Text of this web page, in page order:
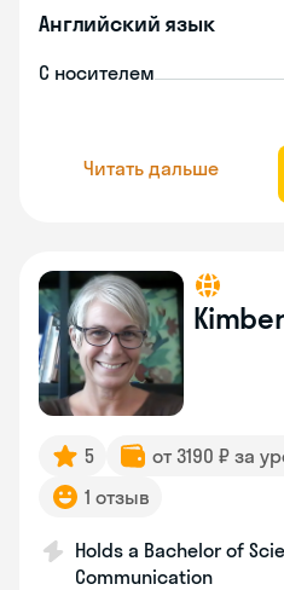
Английский язык
С носителем
Читать дальше
5 от 3190 ₽ за
1 отзыв
Holds a Bachelor of
Communication